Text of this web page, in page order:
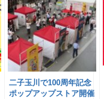
二子玉川で100周年記念
ポップアップストア開催